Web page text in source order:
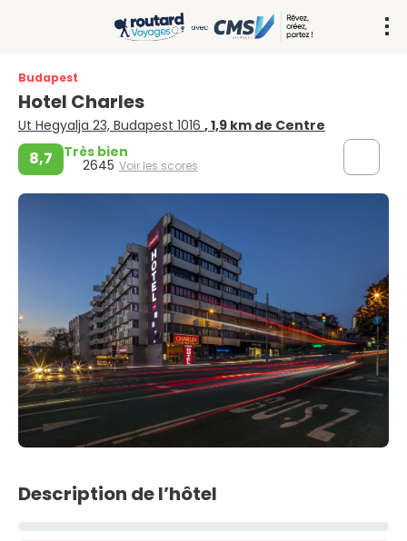
Budapest
Hotel Charles
Ut Hegyalja 23, Budapest 1016 , 1,9 km de Centre
8,7 Très bien
2645 Voir les scores
Description de l’hôtel